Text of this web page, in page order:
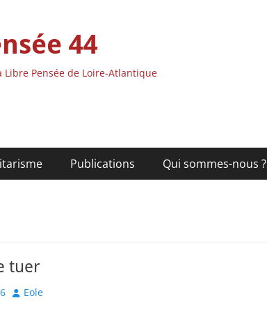
44
Pensée de Loire-Atlantique
Publications Qui sommes-nous ?
tuer
Author
Eole